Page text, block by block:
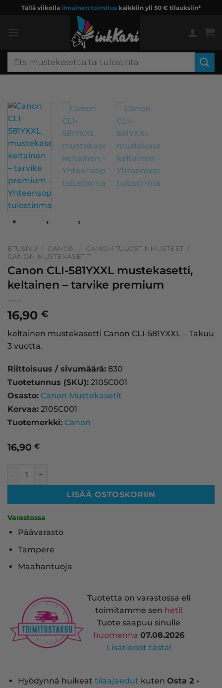
content
Tällä viikolla ilmainen toimitus kaikkiin yli 50 € tilauksiin*
Etsi:
× ‹ ›
ETUSIVU / CANON / CANON TULOSTINMUSTEET /
CANON MUSTEKASETIT
Canon CLI-581YXXL mustekasetti,
keltainen – tarvike premium
16,90 €
keltainen mustekasetti Canon CLI-581YXXL – Takuu
3 vuotta.
Riittoisuus / sivumäärä: 830
Tuotetunnus (SKU): 2105C001
Osasto: Canon Mustekasetit
Korvaa: 2105C001
Tuotemerkki: Canon
16,90 €
LISÄÄ OSTOSKORIIN
Varastossa
Päävarasto
Tampere
Maahantuoja
Tuotetta on varastossa eli
toimitamme sen heti!
Tuote saapuu sinulle
huomenna07.08.2026
Lisätiedot tästä!
Hyödynnä huikeat tilaajaedut kuten Osta 2 -